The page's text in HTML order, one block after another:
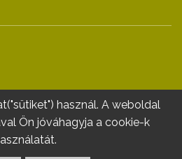
2020 - MySystem Minden
használ. A weboldal
Ön jóváhagyja a cookie-k